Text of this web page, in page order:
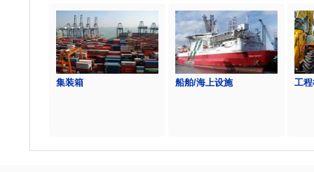
集装箱 船舶/海上设施 工